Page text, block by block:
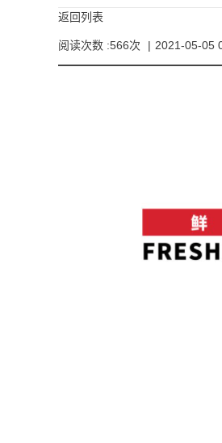
返回列表
阅读次数 :566次 | 2021-05-05